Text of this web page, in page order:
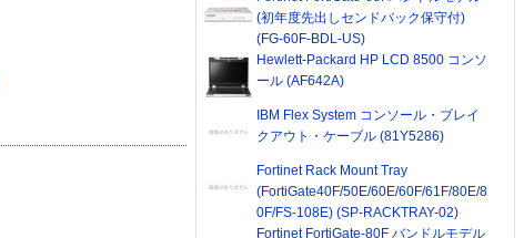
(初年度先出しセンドバック保守付)
(FG-60F-BDL-US)
Hewlett-Packard HP LCD 8500 コンソ
ール (AF642A)
IBM Flex System コンソール・ブレイ
クアウト・ケーブル (81Y5286)
Fortinet Rack Mount Tray
(FortiGate40F/50E/60E/60F/61F/80E/8
0F/FS-108E) (SP-RACKTRAY-02)
Fortinet FortiGate-80F バンドルモデル